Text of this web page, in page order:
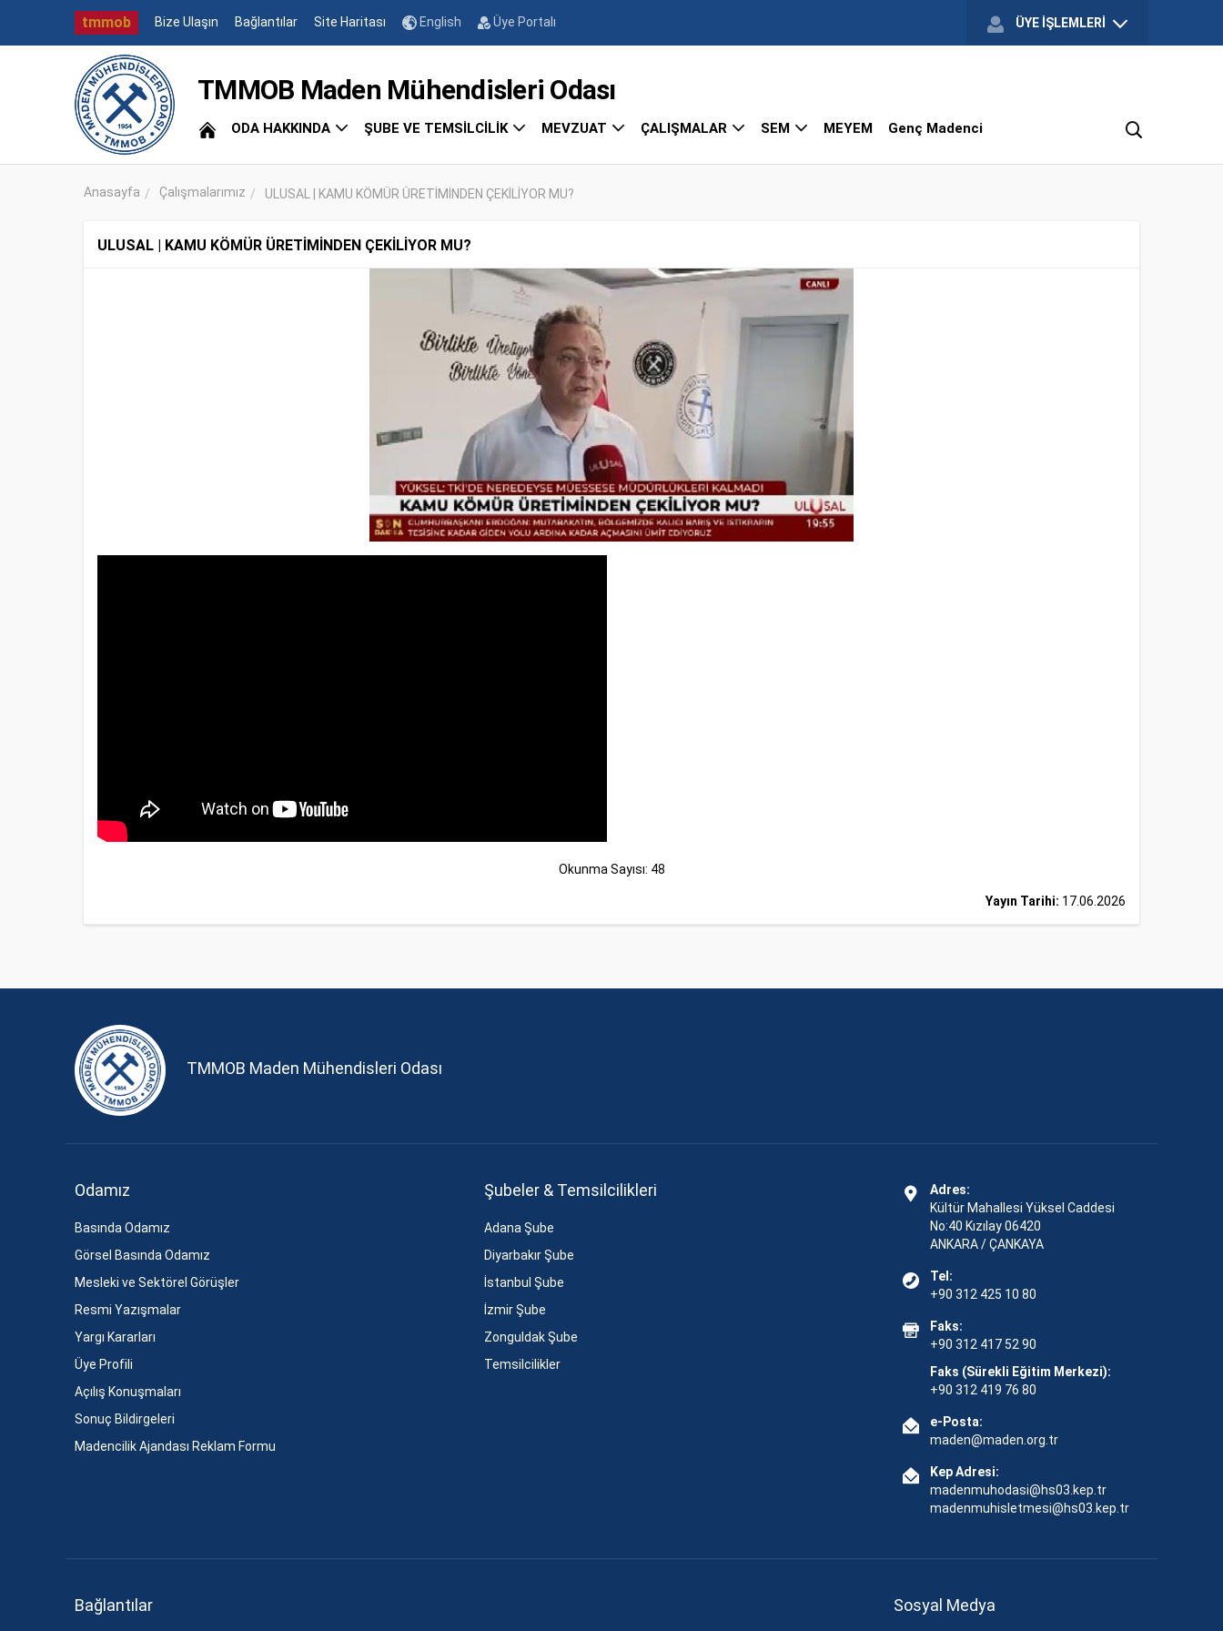
tmmob Bize Ulaşın Bağlantılar Site Haritası English Üye Portalı ÜYE İŞLEMLERİ
TMMOB Maden Mühendisleri Odası
ODA HAKKINDA ŞUBE VE TEMSİLCİLİK MEVZUAT ÇALIŞMALAR SEM MEYEM Genç Madenci
Anasayfa Çalışmalarımız ULUSAL | KAMU KÖMÜR ÜRETİMİNDEN ÇEKİLİYOR MU?
ULUSAL | KAMU KÖMÜR ÜRETİMİNDEN ÇEKİLİYOR MU?
Okunma Sayısı: 48
Yayın Tarihi: 17.06.2026
TMMOB Maden Mühendisleri Odası
Odamız
Basında Odamız
Görsel Basında Odamız
Mesleki ve Sektörel Görüşler
Resmi Yazışmalar
Yargı Kararları
Üye Profili
Açılış Konuşmaları
Sonuç Bildirgeleri
Madencilik Ajandası Reklam Formu
Şubeler & Temsilcilikleri
Adana Şube
Diyarbakır Şube
İstanbul Şube
İzmir Şube
Zonguldak Şube
Temsilcilikler
Adres:
Kültür Mahallesi Yüksel Caddesi
No:40 Kızılay 06420
ANKARA / ÇANKAYA
Tel:
+90 312 425 10 80
Faks:
+90 312 417 52 90
Faks (Sürekli Eğitim Merkezi):
+90 312 419 76 80
e-Posta:
maden@maden.org.tr
Kep Adresi:
madenmuhodasi@hs03.kep.tr
madenmuhisletmesi@hs03.kep.tr
Bağlantılar Sosyal Medya